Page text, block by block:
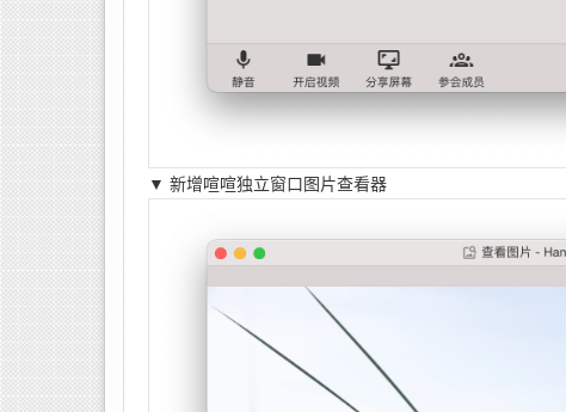
▼ 新增喧喧独立窗口图片查看器